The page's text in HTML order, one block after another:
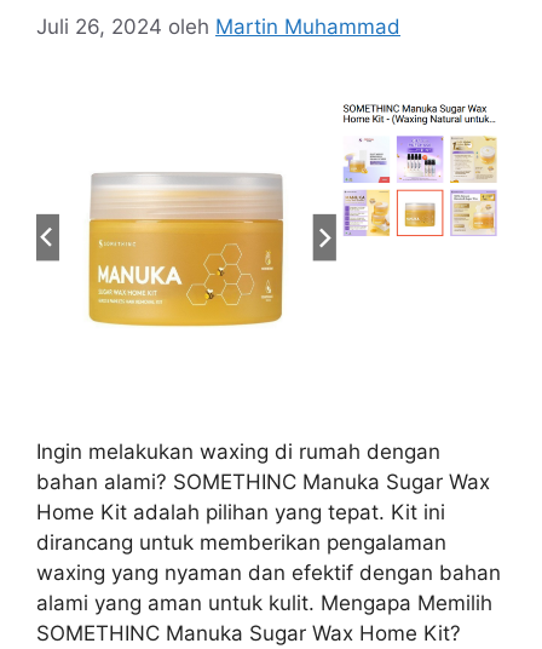
Juli 26, 2024 oleh Martin Muhammad
Ingin melakukan waxing di rumah dengan
bahan alami? SOMETHINC Manuka Sugar Wax
Home Kit adalah pilihan yang tepat. Kit ini
dirancang untuk memberikan pengalaman
waxing yang nyaman dan efektif dengan bahan
alami yang aman untuk kulit. Mengapa Memilih
SOMETHINC Manuka Sugar Wax Home Kit?